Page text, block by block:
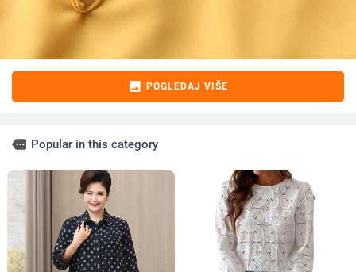
image POGLEDAJ VIŠE
more Popular in this category